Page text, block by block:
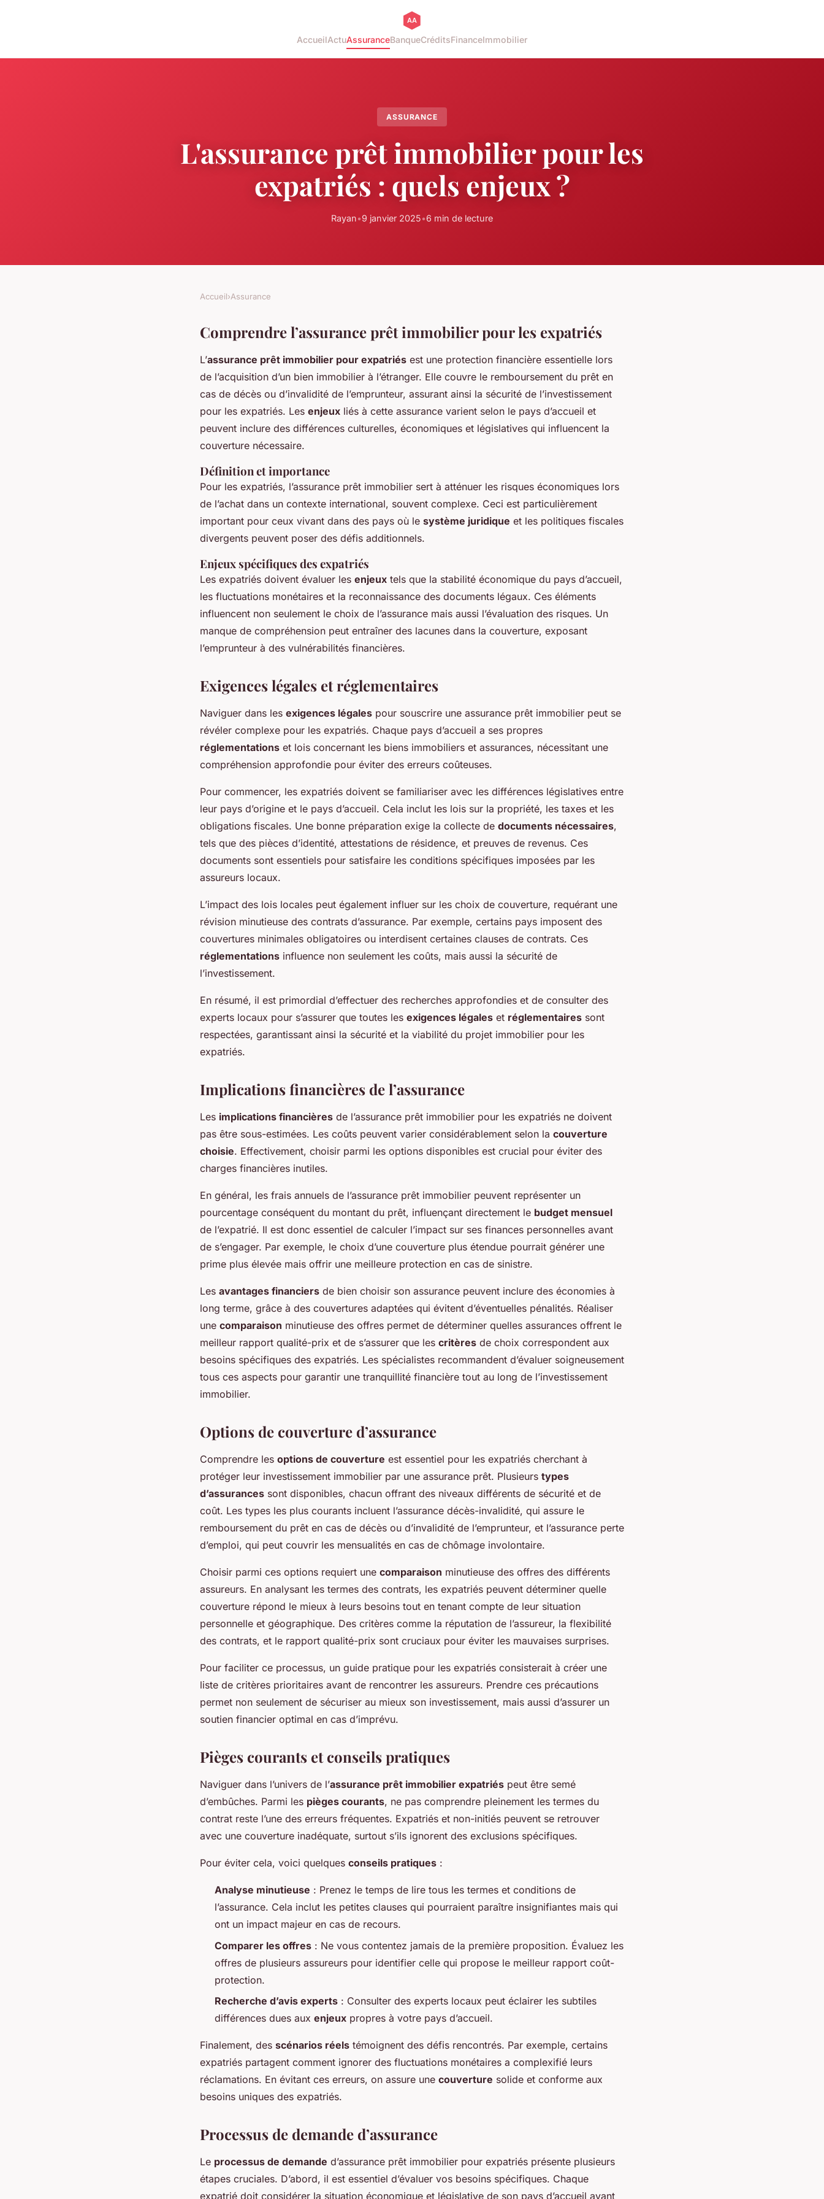
AccueilActuAssuranceBanqueCréditsFinanceImmobilier
ASSURANCE
L'assurance prêt immobilier pour les
expatriés : quels enjeux ?
Rayan•9 janvier 2025•6 min de lecture
Accueil›Assurance
Comprendre l’assurance prêt immobilier pour les expatriés
L’assurance prêt immobilier pour expatriés est une protection financière essentielle lors
de l’acquisition d’un bien immobilier à l’étranger. Elle couvre le remboursement du prêt en
cas de décès ou d’invalidité de l’emprunteur, assurant ainsi la sécurité de l’investissement
pour les expatriés. Les enjeux liés à cette assurance varient selon le pays d’accueil et
peuvent inclure des différences culturelles, économiques et législatives qui influencent la
couverture nécessaire.
Définition et importance
Pour les expatriés, l’assurance prêt immobilier sert à atténuer les risques économiques lors
de l’achat dans un contexte international, souvent complexe. Ceci est particulièrement
important pour ceux vivant dans des pays où le système juridique et les politiques fiscales
divergents peuvent poser des défis additionnels.
Enjeux spécifiques des expatriés
Les expatriés doivent évaluer les enjeux tels que la stabilité économique du pays d’accueil,
les fluctuations monétaires et la reconnaissance des documents légaux. Ces éléments
influencent non seulement le choix de l’assurance mais aussi l’évaluation des risques. Un
manque de compréhension peut entraîner des lacunes dans la couverture, exposant
l’emprunteur à des vulnérabilités financières.
Exigences légales et réglementaires
Naviguer dans les exigences légales pour souscrire une assurance prêt immobilier peut se
révéler complexe pour les expatriés. Chaque pays d’accueil a ses propres
réglementations et lois concernant les biens immobiliers et assurances, nécessitant une
compréhension approfondie pour éviter des erreurs coûteuses.
Pour commencer, les expatriés doivent se familiariser avec les différences législatives entre
leur pays d’origine et le pays d’accueil. Cela inclut les lois sur la propriété, les taxes et les
obligations fiscales. Une bonne préparation exige la collecte de documents nécessaires,
tels que des pièces d’identité, attestations de résidence, et preuves de revenus. Ces
documents sont essentiels pour satisfaire les conditions spécifiques imposées par les
assureurs locaux.
L’impact des lois locales peut également influer sur les choix de couverture, requérant une
révision minutieuse des contrats d’assurance. Par exemple, certains pays imposent des
couvertures minimales obligatoires ou interdisent certaines clauses de contrats. Ces
réglementations influence non seulement les coûts, mais aussi la sécurité de
l’investissement.
En résumé, il est primordial d’effectuer des recherches approfondies et de consulter des
experts locaux pour s’assurer que toutes les exigences légales et réglementaires sont
respectées, garantissant ainsi la sécurité et la viabilité du projet immobilier pour les
expatriés.
Implications financières de l’assurance
Les implications financières de l’assurance prêt immobilier pour les expatriés ne doivent
pas être sous-estimées. Les coûts peuvent varier considérablement selon la couverture
choisie. Effectivement, choisir parmi les options disponibles est crucial pour éviter des
charges financières inutiles.
En général, les frais annuels de l’assurance prêt immobilier peuvent représenter un
pourcentage conséquent du montant du prêt, influençant directement le budget mensuel
de l’expatrié. Il est donc essentiel de calculer l’impact sur ses finances personnelles avant
de s’engager. Par exemple, le choix d’une couverture plus étendue pourrait générer une
prime plus élevée mais offrir une meilleure protection en cas de sinistre.
Les avantages financiers de bien choisir son assurance peuvent inclure des économies à
long terme, grâce à des couvertures adaptées qui évitent d’éventuelles pénalités. Réaliser
une comparaison minutieuse des offres permet de déterminer quelles assurances offrent le
meilleur rapport qualité-prix et de s’assurer que les critères de choix correspondent aux
besoins spécifiques des expatriés. Les spécialistes recommandent d’évaluer soigneusement
tous ces aspects pour garantir une tranquillité financière tout au long de l’investissement
immobilier.
Options de couverture d’assurance
Comprendre les options de couverture est essentiel pour les expatriés cherchant à
protéger leur investissement immobilier par une assurance prêt. Plusieurs types
d’assurances sont disponibles, chacun offrant des niveaux différents de sécurité et de
coût. Les types les plus courants incluent l’assurance décès-invalidité, qui assure le
remboursement du prêt en cas de décès ou d’invalidité de l’emprunteur, et l’assurance perte
d’emploi, qui peut couvrir les mensualités en cas de chômage involontaire.
Choisir parmi ces options requiert une comparaison minutieuse des offres des différents
assureurs. En analysant les termes des contrats, les expatriés peuvent déterminer quelle
couverture répond le mieux à leurs besoins tout en tenant compte de leur situation
personnelle et géographique. Des critères comme la réputation de l’assureur, la flexibilité
des contrats, et le rapport qualité-prix sont cruciaux pour éviter les mauvaises surprises.
Pour faciliter ce processus, un guide pratique pour les expatriés consisterait à créer une
liste de critères prioritaires avant de rencontrer les assureurs. Prendre ces précautions
permet non seulement de sécuriser au mieux son investissement, mais aussi d’assurer un
soutien financier optimal en cas d’imprévu.
Pièges courants et conseils pratiques
Naviguer dans l’univers de l’assurance prêt immobilier expatriés peut être semé
d’embûches. Parmi les pièges courants, ne pas comprendre pleinement les termes du
contrat reste l’une des erreurs fréquentes. Expatriés et non-initiés peuvent se retrouver
avec une couverture inadéquate, surtout s’ils ignorent des exclusions spécifiques.
Pour éviter cela, voici quelques conseils pratiques :
Analyse minutieuse : Prenez le temps de lire tous les termes et conditions de
l’assurance. Cela inclut les petites clauses qui pourraient paraître insignifiantes mais qui
ont un impact majeur en cas de recours.
Comparer les offres : Ne vous contentez jamais de la première proposition. Évaluez les
offres de plusieurs assureurs pour identifier celle qui propose le meilleur rapport coût-
protection.
Recherche d’avis experts : Consulter des experts locaux peut éclairer les subtiles
différences dues aux enjeux propres à votre pays d’accueil.
Finalement, des scénarios réels témoignent des défis rencontrés. Par exemple, certains
expatriés partagent comment ignorer des fluctuations monétaires a complexifié leurs
réclamations. En évitant ces erreurs, on assure une couverture solide et conforme aux
besoins uniques des expatriés.
Processus de demande d’assurance
Le processus de demande d’assurance prêt immobilier pour expatriés présente plusieurs
étapes cruciales. D’abord, il est essentiel d’évaluer vos besoins spécifiques. Chaque
expatrié doit considérer la situation économique et législative de son pays d’accueil avant